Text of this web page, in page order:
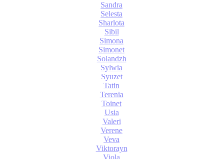
Sandra
Selesta
Sharlota
Sibil
Simona
Simonet
Solandzh
Sylwia
Syuzet
Tatin
Terenia
Toinet
Usia
Valeri
Verene
Veva
Viktorayn
Viola